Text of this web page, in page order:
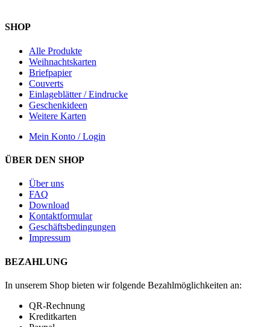
SHOP
Alle Produkte
Weihnachtskarten
Briefpapier
Couverts
Einlageblätter / Eindrucke
Geschenkideen
Weitere Karten
Mein Konto / Login
ÜBER DEN SHOP
Über uns
FAQ
Download
Kontaktformular
Geschäftsbedingungen
Impressum
BEZAHLUNG
In unserem Shop bieten wir folgende Bezahlmöglichkeiten an:
QR-Rechnung
Kreditkarten